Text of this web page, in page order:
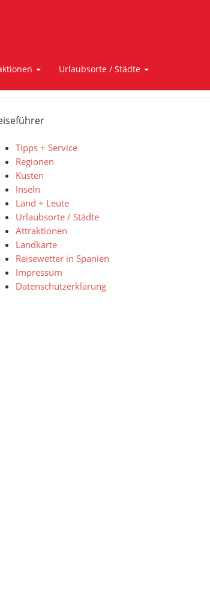
Urlaubsorte / Städte
Tipps + Service
Regionen
Küsten
Inseln
Land + Leute
Urlaubsorte / Städte
Attraktionen
Landkarte
Reisewetter in Spanien
Impressum
Datenschutzerklärung